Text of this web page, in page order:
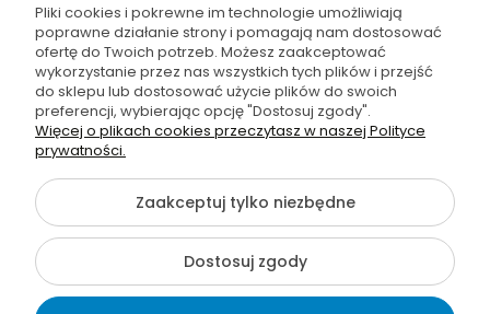
Oferta
Sprawdź również
©2026 Wszelkie Prawa Zastrzeżone | Furgo.pl
Szablon Flex byEcommercy
Pliki cookies i pokrewne im technologie umożliwiają
poprawne działanie strony i pomagają nam dostosować
ofertę do Twoich potrzeb. Możesz zaakceptować
wykorzystanie przez nas wszystkich tych plików i przejść
do sklepu lub dostosować użycie plików do swoich
preferencji, wybierając opcję "Dostosuj zgody".
Więcej o plikach cookies przeczytasz w naszej Polityce
prywatności.
Zaakceptuj tylko niezbędne
Dostosuj zgody